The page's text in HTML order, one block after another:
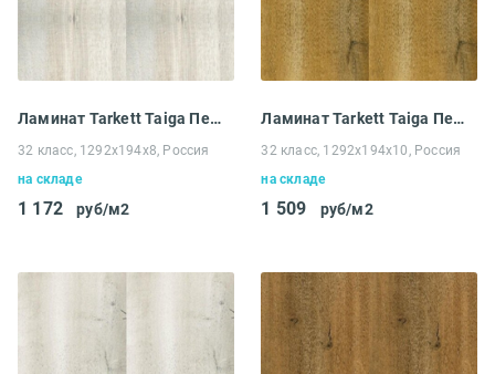
Ламинат Tarkett Taiga Первая уральская Дуб Северный
32 класс, 1292x194х8, Россия
на складе
1 172 руб/м2
Ламинат Tarkett Taiga Первая сибирская Дуб Коричневый
32 класс, 1292x194х10, Россия
на складе
1 509 руб/м2